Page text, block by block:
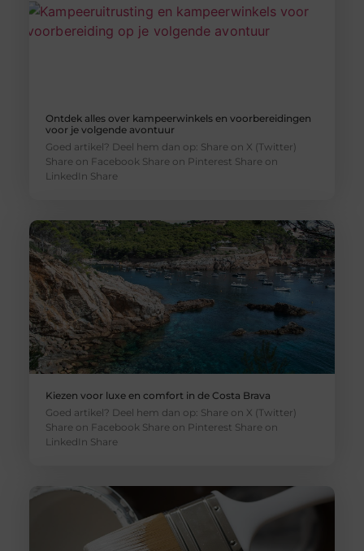
Ontdek alles over kampeerwinkels en voorbereidingen
voor je volgende avontuur
Goed artikel? Deel hem dan op: Share on X (Twitter)
Share on Facebook Share on Pinterest Share on
LinkedIn Share
Kiezen voor luxe en comfort in de Costa Brava
Goed artikel? Deel hem dan op: Share on X (Twitter)
Share on Facebook Share on Pinterest Share on
LinkedIn Share